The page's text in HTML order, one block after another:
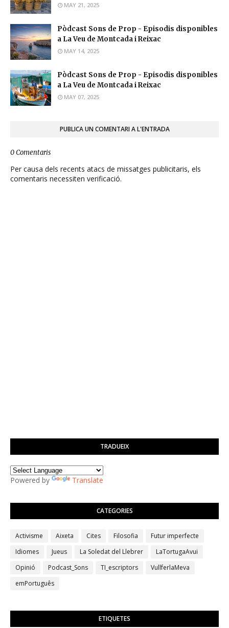
MAY 21, 2025
Pòdcast Sons de Prop - Episodis disponibles
a La Veu de Montcada i Reixac
MAY 14, 2025
Pòdcast Sons de Prop - Episodis disponibles
a La Veu de Montcada i Reixac
MAY 07, 2025
PUBLICA UN COMENTARI A L'ENTRADA
0 Comentaris
Per causa dels recents atacs de missatges publicitaris, els
comentaris necessiten verificació.
TRADUEIX
Powered by Translate
CATEGORIES
Activisme Aixeta Cites Filosofia
Futur imperfecte
Idiomes
Jueus La Soledat del Llebrer
LaTortugaAvui
Opinió
Podcast_Sons TI_escriptors
VullferlaMeva
emPortuguês
ETIQUETES